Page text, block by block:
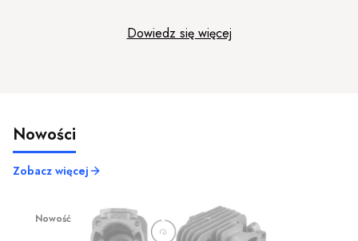
Dowiedz się więcej
Nowości
Zobacz więcej
Nowość